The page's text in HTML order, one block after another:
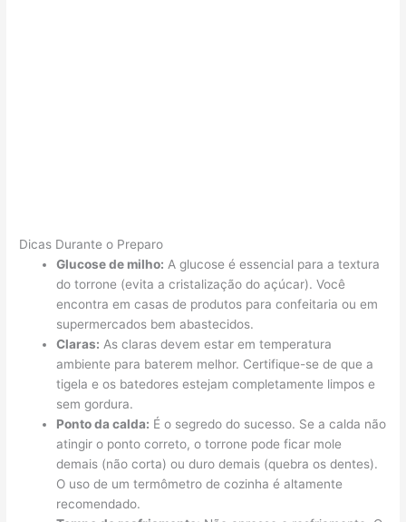
Dicas Durante o Preparo
Glucose de milho: A glucose é essencial para a textura
do torrone (evita a cristalização do açúcar). Você
encontra em casas de produtos para confeitaria ou em
supermercados bem abastecidos.
Claras: As claras devem estar em temperatura
ambiente para baterem melhor. Certifique-se de que a
tigela e os batedores estejam completamente limpos e
sem gordura.
Ponto da calda: É o segredo do sucesso. Se a calda não
atingir o ponto correto, o torrone pode ficar mole
demais (não corta) ou duro demais (quebra os dentes).
O uso de um termômetro de cozinha é altamente
recomendado.